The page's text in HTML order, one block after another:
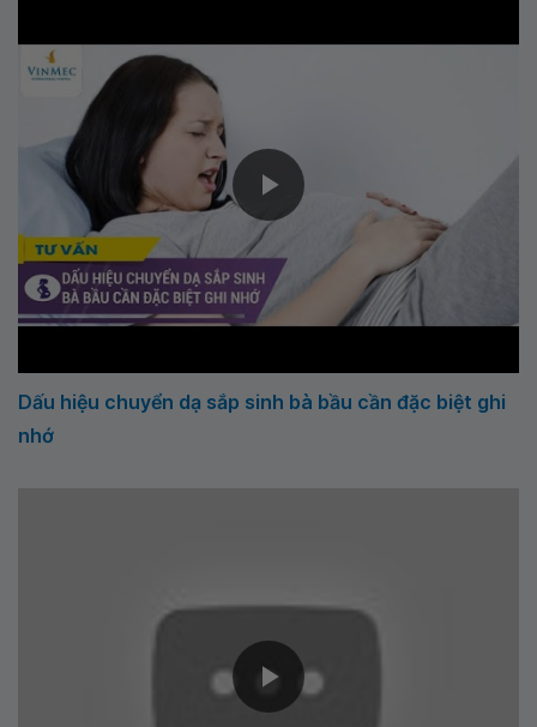
Dấu hiệu chuyển dạ sắp sinh bà bầu cần đặc biệt ghi
nhớ